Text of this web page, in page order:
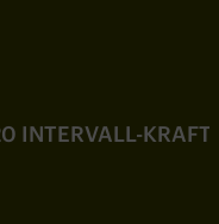
INTERVALL-